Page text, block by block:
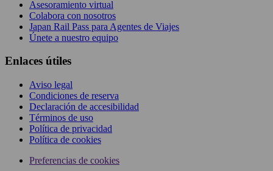
Asesoramiento virtual
Colabora con nosotros
Japan Rail Pass para Agentes de Viajes
Únete a nuestro equipo
Enlaces útiles
Aviso legal
Condiciones de reserva
Declaración de accesibilidad
Términos de uso
Política de privacidad
Política de cookies
Preferencias de cookies